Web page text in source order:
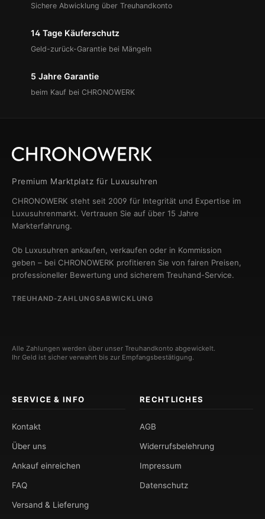
Sichere Abwicklung über Treuhandkonto
14 Tage Käuferschutz
Geld-zurück-Garantie bei Mängeln
5 Jahre Garantie
beim Kauf bei CHRONOWERK
Premium Marktplatz für Luxusuhren
CHRONOWERK steht seit 2009 für Integrität und Expertise im
Luxusuhrenmarkt. Vertrauen Sie auf über 15 Jahre
Markterfahrung.
Ob Luxusuhren ankaufen, verkaufen oder in Kommission
geben – bei CHRONOWERK profitieren Sie von fairen Preisen,
professioneller Bewertung und sicherem Treuhand-Service.
TREUHAND-ZAHLUNGSABWICKLUNG
Alle Zahlungen werden über unser Treuhandkonto abgewickelt.
Ihr Geld ist sicher verwahrt bis zur Empfangsbestätigung.
SERVICE & INFO
Kontakt
Über uns
Ankauf einreichen
FAQ
Versand & Lieferung
RECHTLICHES
AGB
Widerrufsbelehrung
Impressum
Datenschutz